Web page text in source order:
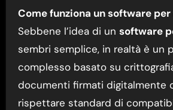
Come funziona un software
Sebbene l’idea di un software
sembri semplice, in realtà è un
complesso basato su
documenti firmati digitalmente
rispettare standard di